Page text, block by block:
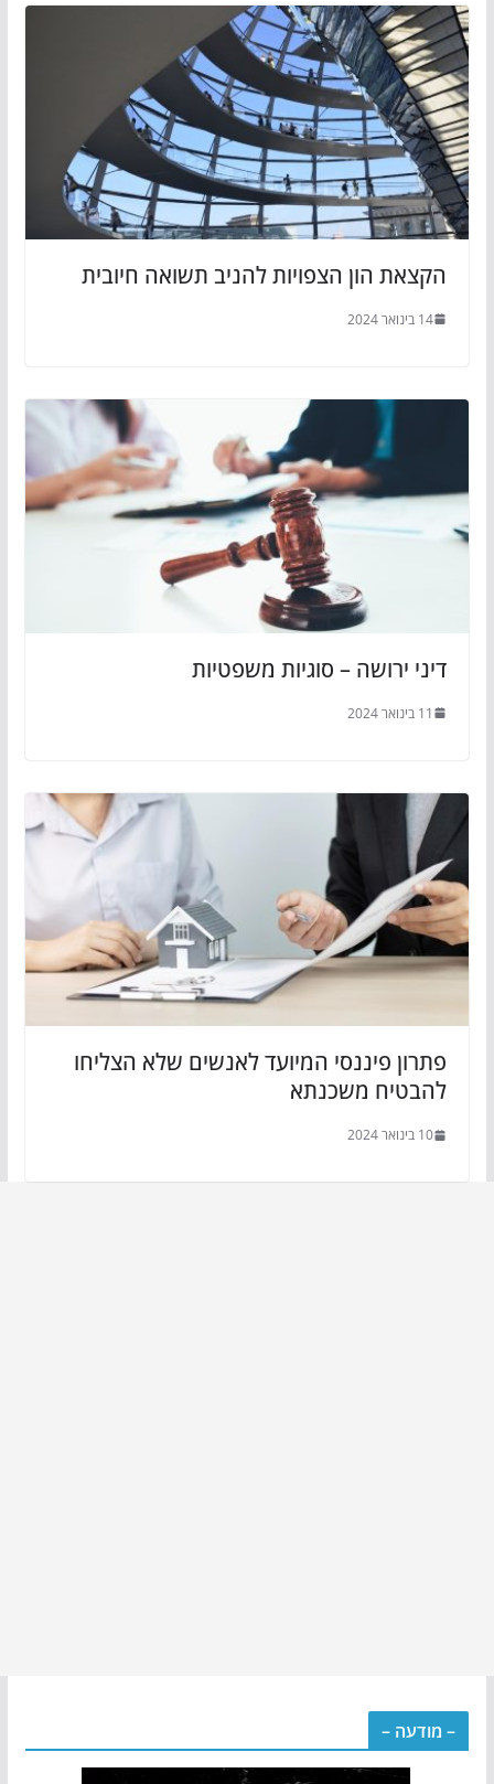
הקצאת הון הצפויות להניב תשואה חיובית
14 בינואר 2024
דיני ירושה – סוגיות משפטיות
11 בינואר 2024
פתרון פיננסי המיועד לאנשים שלא הצליחו
להבטיח משכנתא
10 בינואר 2024
– מודעה –